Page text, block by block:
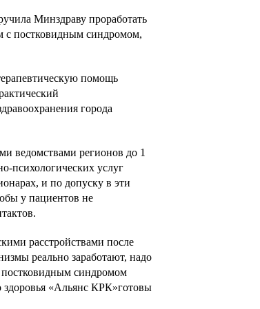
Минздраву проработать
с постковидным синдромом,
помощь
города
ведомствами регионов до 1
психологических услуг
и по допуску в эти
у пациентов не
расстройствами после
реально заработают, надо
постковидным синдромом
здоровья «Альянс КРК»готовы